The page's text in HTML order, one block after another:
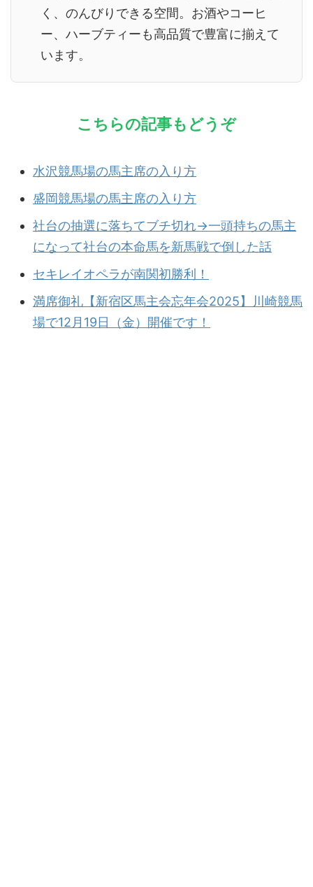
く、のんびりできる空間。お酒やコーヒ
ー、ハーブティーも高品質で豊富に揃えて
います。
こちらの記事もどうぞ
水沢競馬場の馬主席の入り方
盛岡競馬場の馬主席の入り方
社台の抽選に落ちてブチ切れ→一頭持ちの馬主
になって社台の本命馬を新馬戦で倒した話
セキレイオペラが南関初勝利！
満席御礼【新宿区馬主会忘年会2025】川崎競馬
場で12月19日（金）開催です！